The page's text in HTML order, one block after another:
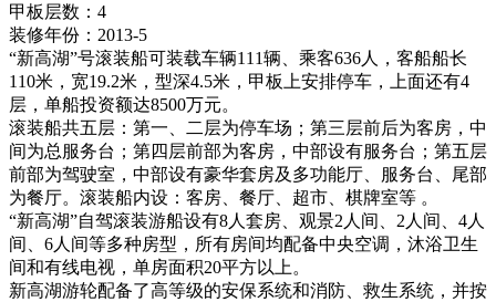
甲板层数：4
装修年份：2013-5
“新高湖”号滚装船可装载车辆111辆、乘客636人，客船船长
110米，宽19.2米，型深4.5米，甲板上安排停车，上面还有4
层，单船投资额达8500万元。
滚装船共五层：第一、二层为停车场；第三层前后为客房，中
间为总服务台；第四层前部为客房，中部设有服务台；第五层
前部为驾驶室，中部设有豪华套房及多功能厅、服务台、尾部
为餐厅。滚装船内设：客房、餐厅、超市、棋牌室等 。
“新高湖”自驾滚装游船设有8人套房、观景2人间、2人间、4人
间、6人间等多种房型，所有房间均配备中央空调，沐浴卫生
间和有线电视，单房面积20平方以上。
新高湖游轮配备了高等级的安保系统和消防、救生系统，并按